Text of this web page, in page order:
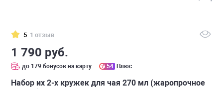
5 1 отзыв
1 790 руб.
до 179 бонусов на карту 54 Плюс
Набор их 2-х кружек для чая 270 мл (жаропрочное